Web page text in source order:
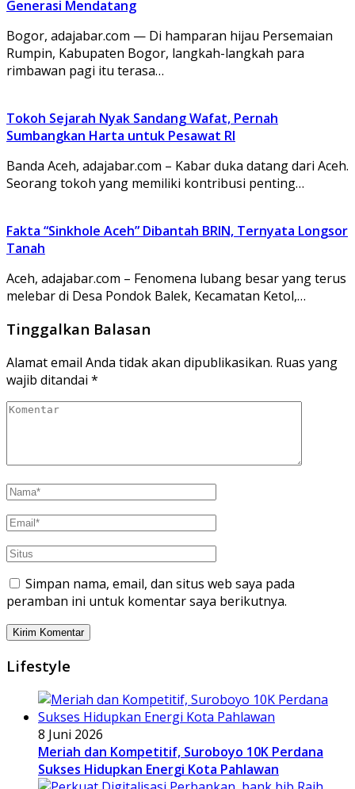
Generasi Mendatang
Bogor, adajabar.com — Di hamparan hijau Persemaian
Rumpin, Kabupaten Bogor, langkah-langkah para
rimbawan pagi itu terasa…
Tokoh Sejarah Nyak Sandang Wafat, Pernah
Sumbangkan Harta untuk Pesawat RI
Banda Aceh, adajabar.com – Kabar duka datang dari Aceh.
Seorang tokoh yang memiliki kontribusi penting…
Fakta “Sinkhole Aceh” Dibantah BRIN, Ternyata Longsor
Tanah
Aceh, adajabar.com – Fenomena lubang besar yang terus
melebar di Desa Pondok Balek, Kecamatan Ketol,…
Tinggalkan Balasan
Alamat email Anda tidak akan dipublikasikan. Ruas yang
wajib ditandai *
Simpan nama, email, dan situs web saya pada
peramban ini untuk komentar saya berikutnya.
Lifestyle
8 Juni 2026
Meriah dan Kompetitif, Suroboyo 10K Perdana
Sukses Hidupkan Energi Kota Pahlawan